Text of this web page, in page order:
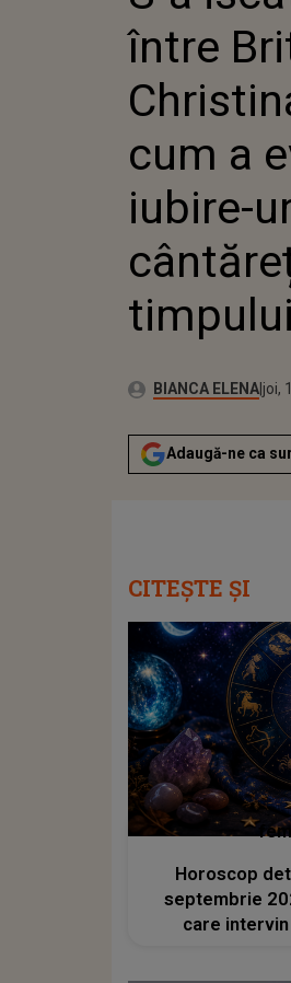
între
cum a
iubire-
timpului
Autor:BIANCA ELENA joi,
Adaugă-ne ca
CITEȘTE ȘI
Horoscop
septembrie
care